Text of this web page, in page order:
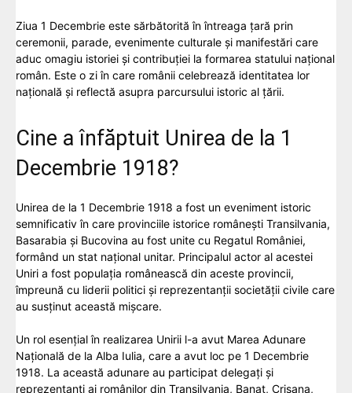
Ziua 1 Decembrie este sărbătorită în întreaga țară prin
ceremonii, parade, evenimente culturale și manifestări care
aduc omagiu istoriei și contribuției la formarea statului național
român. Este o zi în care românii celebrează identitatea lor
națională și reflectă asupra parcursului istoric al țării.
Cine a înfăptuit Unirea de la 1
Decembrie 1918?
Unirea de la 1 Decembrie 1918 a fost un eveniment istoric
semnificativ în care provinciile istorice românești Transilvania,
Basarabia și Bucovina au fost unite cu Regatul României,
formând un stat național unitar. Principalul actor al acestei
Uniri a fost populația românească din aceste provincii,
împreună cu liderii politici și reprezentanții societății civile care
au susținut această mișcare.
Un rol esențial în realizarea Unirii l-a avut Marea Adunare
Națională de la Alba Iulia, care a avut loc pe 1 Decembrie
1918. La această adunare au participat delegați și
reprezentanți ai românilor din Transilvania, Banat, Crișana,